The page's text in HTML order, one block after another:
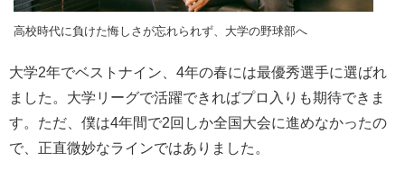
高校時代に負けた悔しさが忘れられず、大学の野球部へ
大学2年でベストナイン、4年の春には最優秀選手に選ばれ
ました。大学リーグで活躍できればプロ入りも期待できま
す。ただ、僕は4年間で2回しか全国大会に進めなかったの
で、正直微妙なラインではありました。